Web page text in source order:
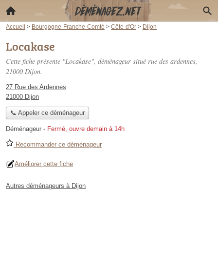
Accueil > Bourgogne-Franche-Comté > Côte-d'Or > Dijon
Locakase
Cette fiche présente "Locakase", déménageur situé rue des ardennes,
21000 Dijon.
27 Rue des Ardennes
21000 Dijon
📞 Appeler ce déménageur
Déménageur - Fermé, ouvre demain à 14h
Recommander ce déménageur
Améliorer cette fiche
Autres déménageurs à Dijon